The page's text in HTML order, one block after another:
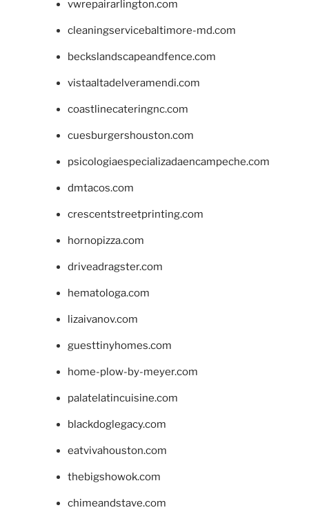
vwrepairarlington.com
cleaningservicebaltimore-md.com
beckslandscapeandfence.com
vistaaltadelveramendi.com
coastlinecateringnc.com
cuesburgershouston.com
psicologiaespecializadaencampeche.com
dmtacos.com
crescentstreetprinting.com
hornopizza.com
driveadragster.com
hematologa.com
lizaivanov.com
guesttinyhomes.com
home-plow-by-meyer.com
palatelatincuisine.com
blackdoglegacy.com
eatvivahouston.com
thebigshowok.com
chimeandstave.com